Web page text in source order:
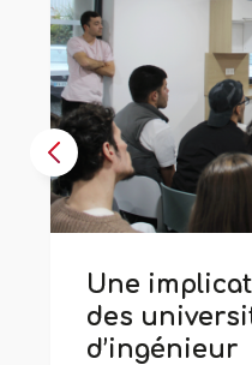
Une
des
d’ingénieur